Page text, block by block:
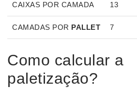
CAIXAS POR CAMADA 13
CAMADAS POR PALLET 7
Como calcular a
paletização?